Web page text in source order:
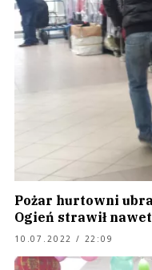
Pożar hurtowni
Ogień strawił
10.07.2022 / 22:09